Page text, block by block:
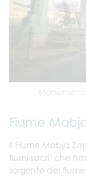
Fiume
Il Fiume Mabja
fiumi sacri" che
sorgente del